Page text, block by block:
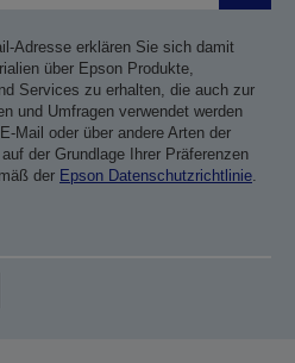
Adresse erklären Sie sich damit
über Epson Produkte,
Services zu erhalten, die auch zur
und Umfragen verwendet werden
Mail oder über andere Arten der
der Grundlage Ihrer Präferenzen
der Epson Datenschutzrichtlinie.